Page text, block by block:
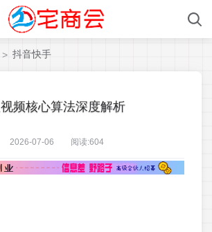
> 抖音快手
频核心算法深度解析
2026-07-06 阅读:604